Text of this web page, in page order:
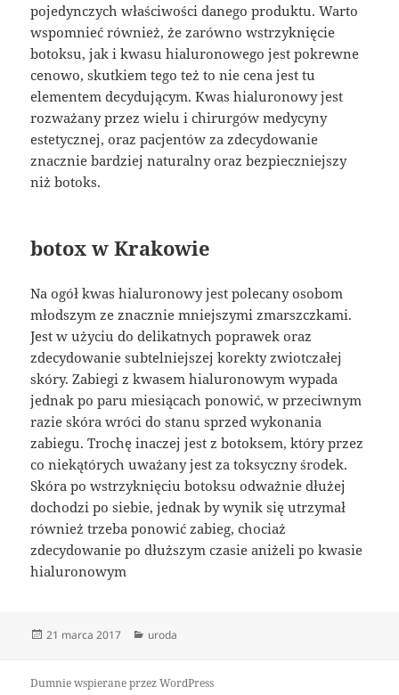
pojedynczych właściwości danego produktu. Warto
wspomnieć również, że zarówno wstrzyknięcie
botoksu, jak i kwasu hialuronowego jest pokrewne
cenowo, skutkiem tego też to nie cena jest tu
elementem decydującym. Kwas hialuronowy jest
rozważany przez wielu i chirurgów medycyny
estetycznej, oraz pacjentów za zdecydowanie
znacznie bardziej naturalny oraz bezpieczniejszy
niż botoks.
botox w Krakowie
Na ogół kwas hialuronowy jest polecany osobom
młodszym ze znacznie mniejszymi zmarszczkami.
Jest w użyciu do delikatnych poprawek oraz
zdecydowanie subtelniejszej korekty zwiotczałej
skóry. Zabiegi z kwasem hialuronowym wypada
jednak po paru miesiącach ponowić, w przeciwnym
razie skóra wróci do stanu sprzed wykonania
zabiegu. Trochę inaczej jest z botoksem, który przez
co niekątórych uważany jest za toksyczny środek.
Skóra po wstrzyknięciu botoksu odważnie dłużej
dochodzi po siebie, jednak by wynik się utrzymał
również trzeba ponowić zabieg, chociaż
zdecydowanie po dłuższym czasie aniżeli po kwasie
hialuronowym
Data
21 marca 2017 Kategorie
uroda
Dumnie wspierane przez WordPress